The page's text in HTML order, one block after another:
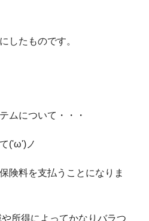
したものです。
ムについて・・・
('ω')ノ
険料を支払うことになりま
所得によってかなりバラつ